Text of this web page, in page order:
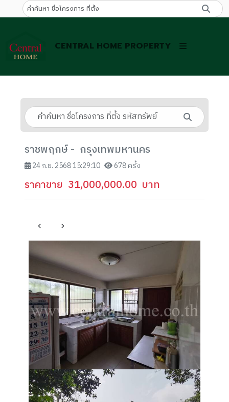
CENTRAL HOME PROPERTY
ราชพฤกษ์ - กรุงเทพมหานคร
24 ก.ย. 2568 15:29:10 678 ครั้ง
ราคาขาย 31,000,000.00 บาท